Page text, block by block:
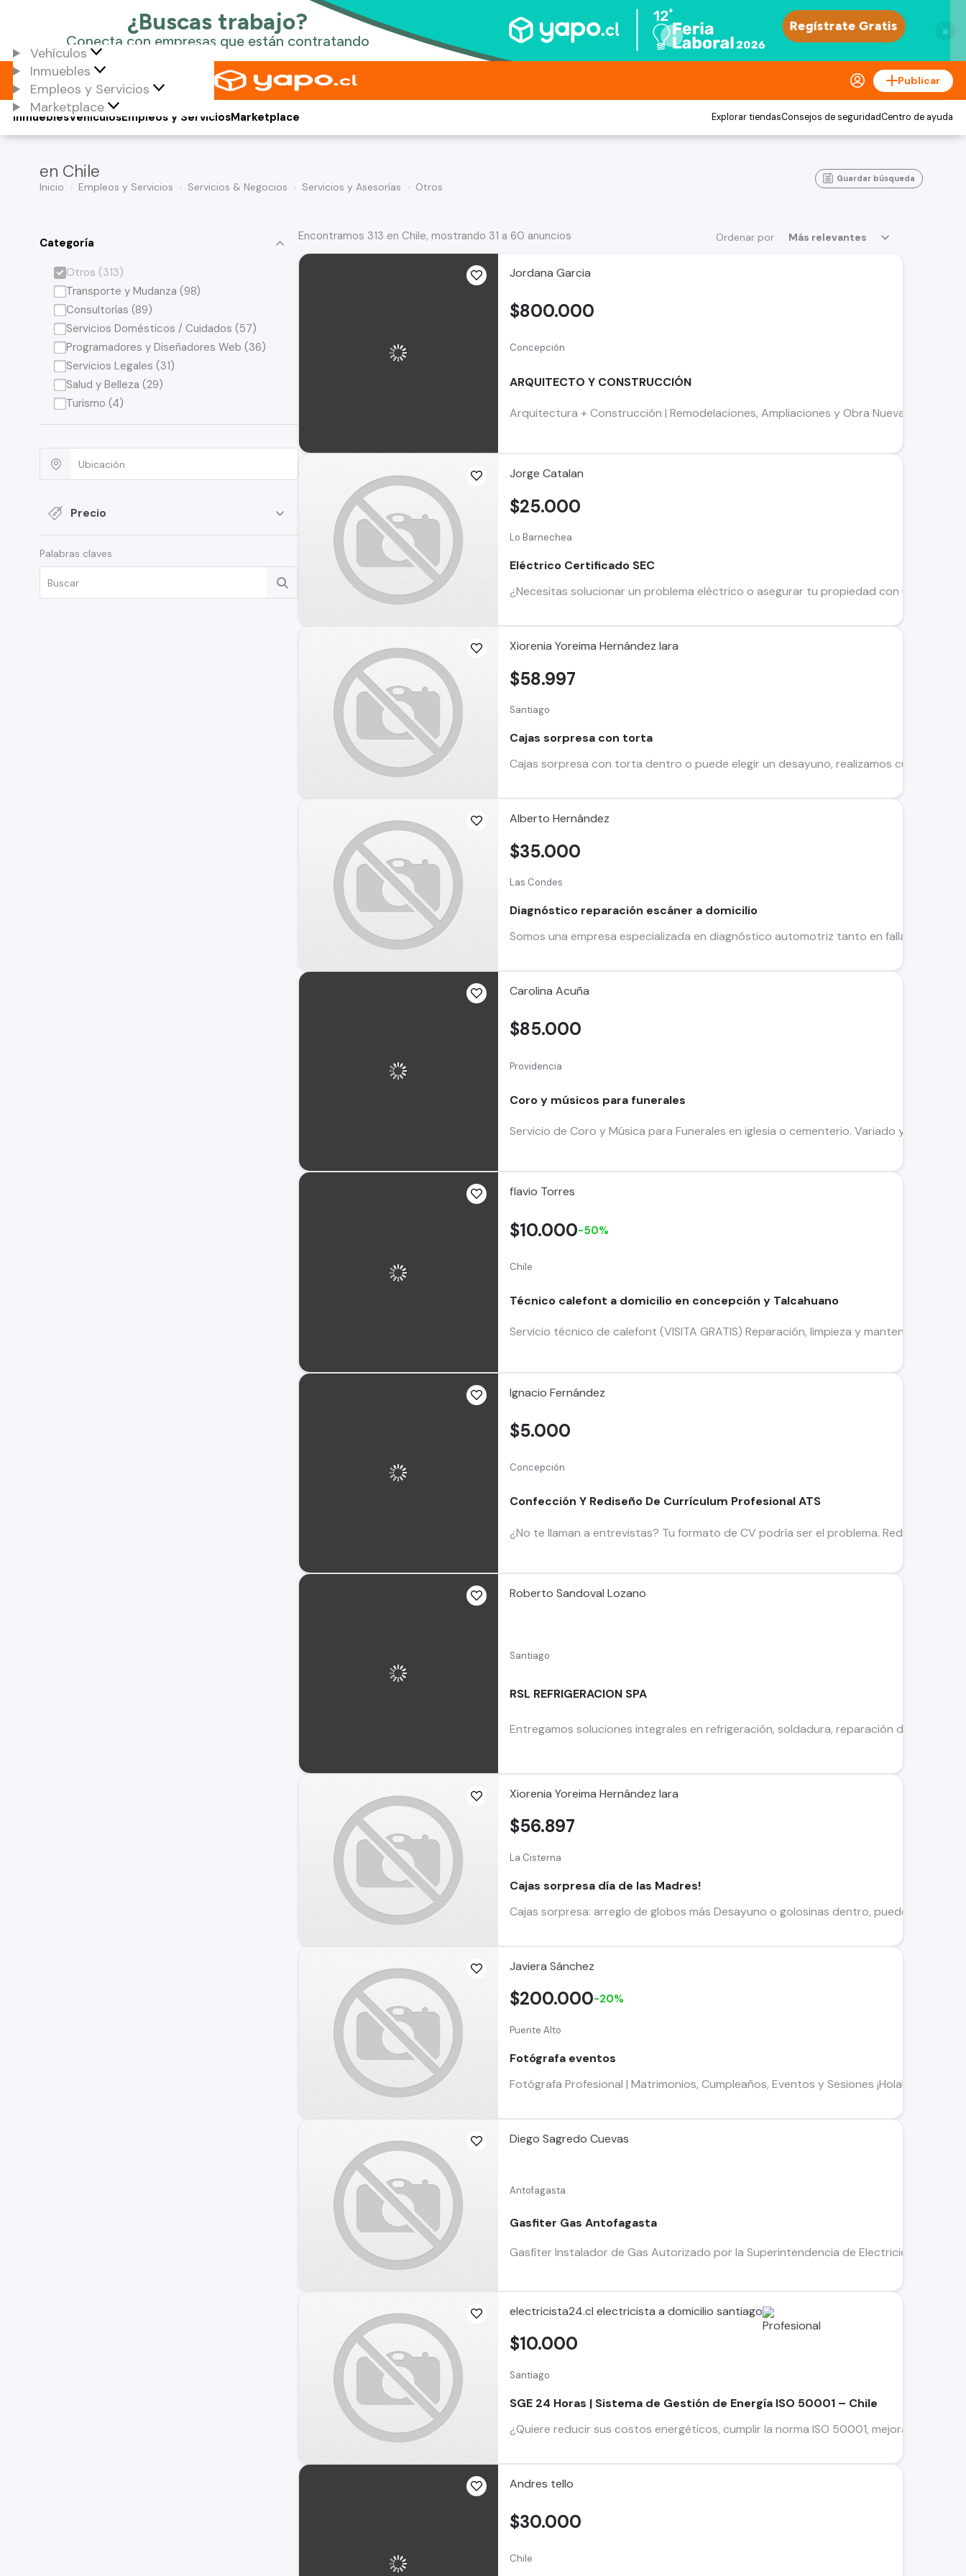
×
Vehículos
Inmuebles
Empleos y Servicios
Marketplace
Publicar
Vehículos
Inmuebles Empleos y ServiciosMarketplace Explorar tiendasConsejos de seguridadCentro de ayuda
en Chile
Inicio Empleos y Servicios Servicios & Negocios Servicios y Asesorías Otros
Guardar búsqueda
Categoría
Otros (313)
Transporte y Mudanza (98)
Consultorías (89)
Servicios Domésticos / Cuidados (57)
Programadores y Diseñadores Web (36)
Servicios Legales (31)
Salud y Belleza (29)
Turismo (4)
Precio
Palabras claves
Ordenar por Más relevantes
Encontramos 313 en Chile, mostrando 31 a 60 anuncios
Jordana Garcia
Concepción
ARQUITECTO Y CONSTRUCCIÓN
Arquitectura + Construcción | Remodelaciones, Ampliaciones y Obra Nueva ¿Estás
$800.000
Jorge Catalan
Lo Barnechea
Eléctrico Certificado SEC
¿Necesitas solucionar un problema eléctrico o asegurar tu propiedad con un cerco
$25.000
Xiorenia Yoreima Hernández lara
Santiago
Cajas sorpresa con torta
Cajas sorpresa con torta dentro o puede elegir un desayuno, realizamos cualquier
$58.997
Alberto Hernández
Las Condes
Diagnóstico reparación escáner a domicilio
Somos una empresa especializada en diagnóstico automotriz tanto en fallas
$35.000
Carolina Acuña
Providencia
Coro y músicos para funerales
Servicio de Coro y Música para Funerales en iglesia o cementerio. Variado y lindo
$85.000
flavio Torres
Chile
Técnico calefont a domicilio en concepción y Talcahuano
Servicio técnico de calefont (VISITA GRATIS) Reparación, limpieza y mantencion
$10.000-50%
Ignacio Fernández
Concepción
Confección Y Rediseño De Currículum Profesional ATS
¿No te llaman a entrevistas? Tu formato de CV podría ser el problema. Rediseñamos
$5.000
Roberto Sandoval Lozano
Santiago
RSL REFRIGERACION SPA
Entregamos soluciones integrales en refrigeración, soldadura, reparación de
Xiorenia Yoreima Hernández lara
La Cisterna
Cajas sorpresa día de las Madres!
Cajas sorpresa: arreglo de globos más Desayuno o golosinas dentro, puedes venir a
$56.897
Javiera Sánchez
Puente Alto
Fotógrafa eventos
Fotógrafa Profesional | Matrimonios, Cumpleaños, Eventos y Sesiones ¡Hola! Soy
$200.000-20%
Diego Sagredo Cuevas
Antofagasta
Gasfiter Gas Antofagasta
Gasfíter Instalador de Gas Autorizado por la Superintendencia de Electricidad y
electricista24.cl electricista a domicilio santiago
Santiago
SGE 24 Horas | Sistema de Gestión de Energía ISO 50001 – Chile
¿Quiere reducir sus costos energéticos, cumplir la norma ISO 50001, mejorar su
$10.000
Andres tello
Chile
$30.000